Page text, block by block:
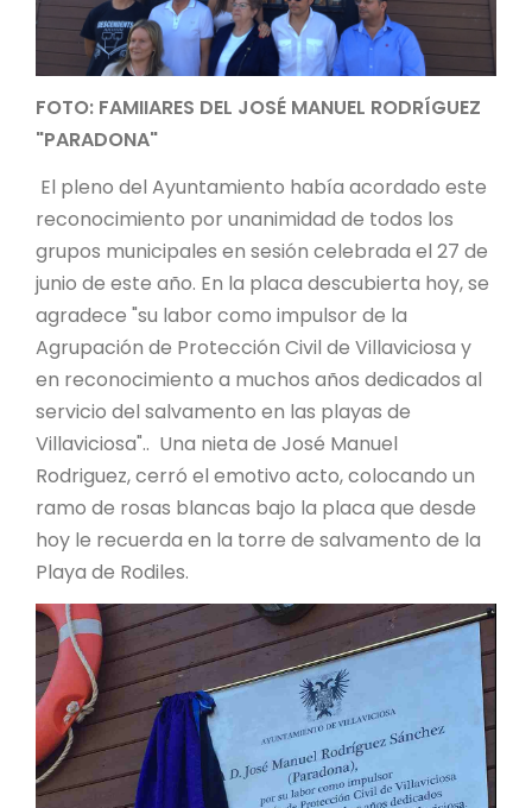
FOTO: FAMIIARES DEL JOSÉ MANUEL RODRÍGUEZ
"PARADONA"
El pleno del Ayuntamiento había acordado este
reconocimiento por unanimidad de todos los
grupos municipales en sesión celebrada el 27 de
junio de este año. En la placa descubierta hoy, se
agradece "su labor como impulsor de la
Agrupación de Protección Civil de Villaviciosa y
en reconocimiento a muchos años dedicados al
servicio del salvamento en las playas de
Villaviciosa".. Una nieta de José Manuel
Rodriguez, cerró el emotivo acto, colocando un
ramo de rosas blancas bajo la placa que desde
hoy le recuerda en la torre de salvamento de la
Playa de Rodiles.